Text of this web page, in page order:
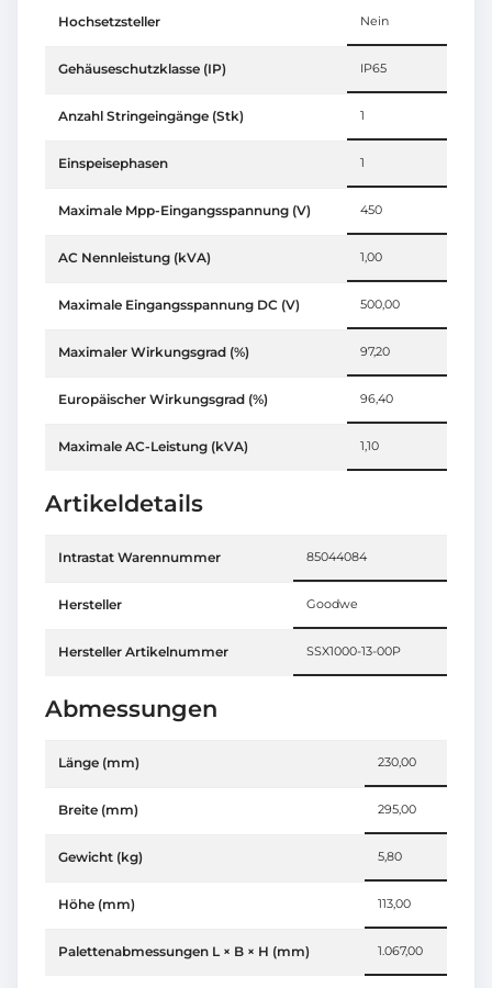
Hochsetzsteller Nein
Gehäuseschutzklasse (IP) IP65
Anzahl Stringeingänge (Stk) 1
Einspeisephasen 1
Maximale Mpp-Eingangsspannung (V) 450
AC Nennleistung (kVA) 1,00
Maximale Eingangsspannung DC (V) 500,00
Maximaler Wirkungsgrad (%) 97,20
Europäischer Wirkungsgrad (%) 96,40
Maximale AC-Leistung (kVA) 1,10
Artikeldetails
Intrastat Warennummer 85044084
Hersteller Goodwe
Hersteller Artikelnummer SSX1000-13-00P
Abmessungen
Länge (mm) 230,00
Breite (mm) 295,00
Gewicht (kg) 5,80
Höhe (mm) 113,00
Palettenabmessungen L × B × H (mm) 1.067,00